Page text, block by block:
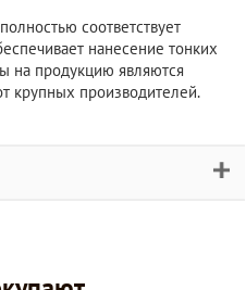
соответствует
нанесение тонких
на продукцию являются
крупных производителей.